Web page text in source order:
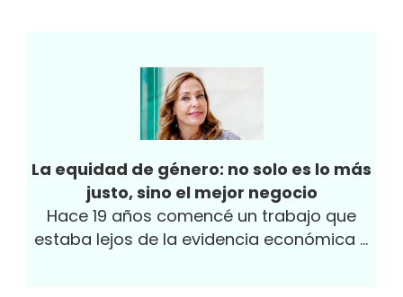
La equidad de género: no solo es lo más
justo, sino el mejor negocio
Hace 19 años comencé un trabajo que
estaba lejos de la evidencia económica y